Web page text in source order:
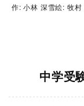
作: 小林 深雪絵: 牧村
中学受